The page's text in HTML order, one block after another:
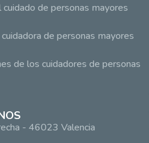
de personas mayores
de personas mayores
de los cuidadores de personas
- 46023 Valencia